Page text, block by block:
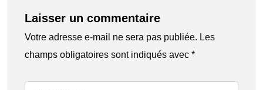
Laisser un commentaire
Votre adresse e-mail ne sera pas publiée. Les
champs obligatoires sont indiqués avec *